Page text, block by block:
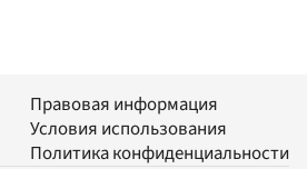
Правовая информация
Условия использования
Политика конфиденциальности